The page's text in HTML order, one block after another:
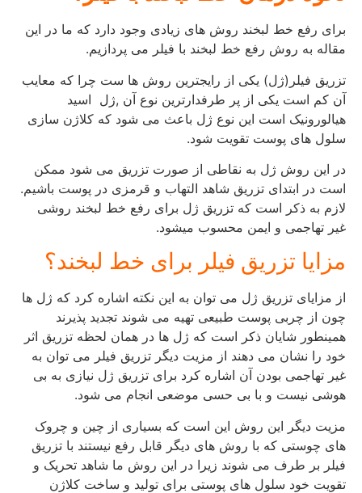
برای رفع خط لبخند روش های زیادی وجود دارد که ما در این
مقاله به روش رفع خط لبخند با فیلر می پردازیم.
تزریق فیلر(ژل) یکی از رایجترین روش ها ست چرا که معایب
آن کم است یکی از پر طرفدارترین نوع آن ,ژل اسید
هیالورونیک است این نوع ژل باعث می شود که کلاژن سازی
سلول های پوست تقویت شود.
در این روش ژل به نقاطی از صورت تزریق می شود ممکن
است در ابتدای تزریق شاهد التهاب و قرمزی در پوست باشیم.
لازم به ذکر است که تزریق ژل برای رفع خط لبخند روشی
غیر تهاجمی و ایمن محسوب میشود.
مزایا تزریق فیلر برای خط لبخند؟
از مزایای تزریق ژل می توان به این نکته اشاره کرد که ژل ها
چون از چربی پوست طبیعی تهیه می شوند تجدید پذیرند
همینطور شایان ذکر است که ژل ها در همان لحظه تزریق اثر
خود را نشان می دهند از مزیت دیگر تزریق فیلر می توان به
غیر تهاجمی بودن آن اشاره کرد برای تزریق ژل نیازی به بی
هوشی نیست و با بی حسی موضعی انجام می شود.
مزیت دیگر این روش این است که بسیاری از چین و چروک
های چوستی که با روش های دیگر قابل رفع نیستند با تزریق
فیلر بر طرف می شوند زیرا در این روش ما شاهد تحریک و
تقویت خود سلول های پوستی برای تولید و ساخت کلاژن